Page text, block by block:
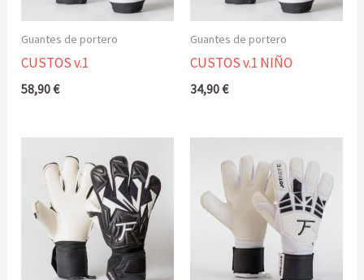
Guantes de portero
CUSTOS v.1
58,90€
Guantes de portero
CUSTOS v.1 NIÑO
34,90€